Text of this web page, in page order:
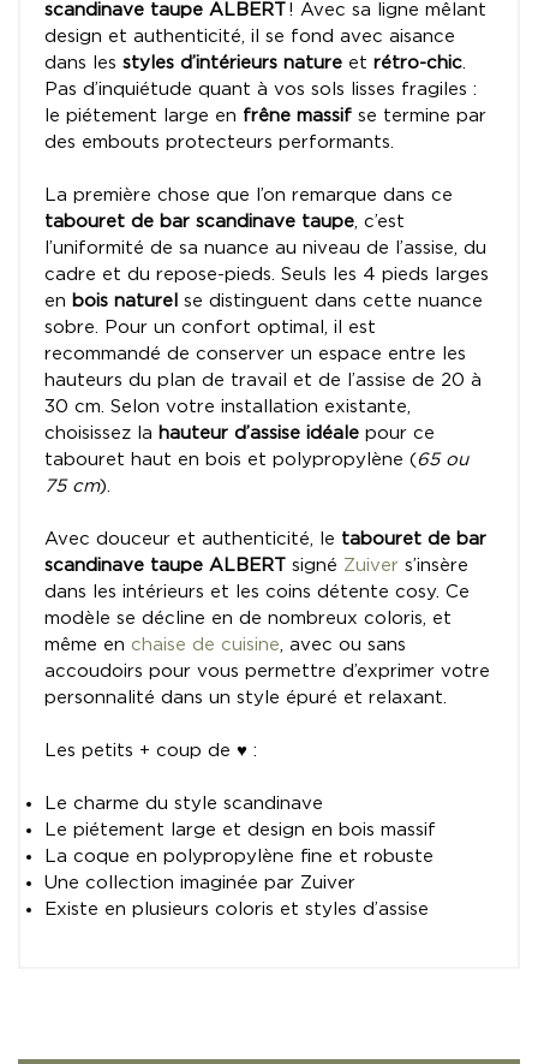
scandinave taupe ALBERT
! Avec sa ligne mêlant
design et authenticité, il se fond avec aisance
dans les styles d’intérieurs nature et rétro-chic.
Pas d’inquiétude quant à vos sols lisses fragiles :
le piétement large en frêne massif se termine par
des embouts protecteurs performants.
La première chose que l’on remarque dans ce
tabouret de bar scandinave taupe, c’est
l’uniformité de sa nuance au niveau de l’assise, du
cadre et du repose-pieds. Seuls les 4 pieds larges
en bois naturel se distinguent dans cette nuance
sobre. Pour un confort optimal, il est
recommandé de conserver un espace entre les
hauteurs du plan de travail et de l’assise de 20 à
30 cm. Selon votre installation existante,
choisissez la hauteur d’assise idéale pour ce
tabouret haut en bois et polypropylène (65 ou
75 cm).
Avec douceur et authenticité, le tabouret de bar
scandinave taupe ALBERT
signé Zuiver s’insère
dans les intérieurs et les coins détente cosy. Ce
modèle se décline en de nombreux coloris, et
même en chaise de cuisine, avec ou sans
accoudoirs pour vous permettre d’exprimer votre
personnalité dans un style épuré et relaxant.
Les petits + coup de ♥ :
Le charme du style scandinave
Le piétement large et design en bois massif
La coque en polypropylène fine et robuste
Une collection imaginée par Zuiver
Existe en plusieurs coloris et styles d’assise